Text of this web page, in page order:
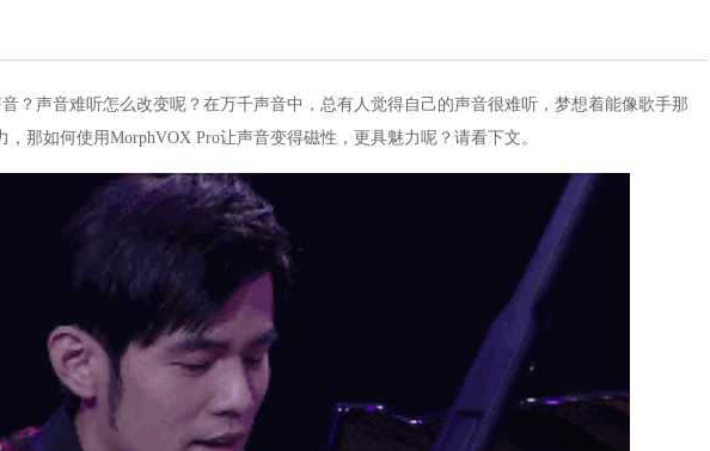
？声音难听怎么改变呢？在万千声音中，总有人觉得自己的声音很难听，梦想着能像歌手那
那如何使用MorphVOX Pro让声音变得磁性，更具魅力呢？请看下文。